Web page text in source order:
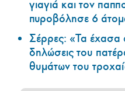
γιαγιά και τον
πυροβόλησε 6
Σέρρες: «Τα έχασα
δηλώσεις του
θυμάτων του